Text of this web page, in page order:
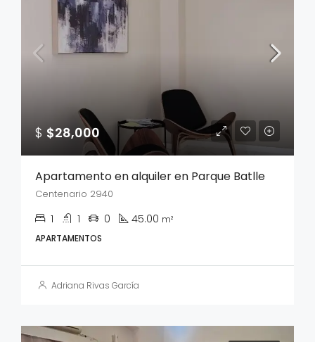
$ $28,000
Apartamento en alquiler en Parque Batlle
Centenario 2940
1 1 0 45.00 m²
APARTAMENTOS
Adriana Rivas García